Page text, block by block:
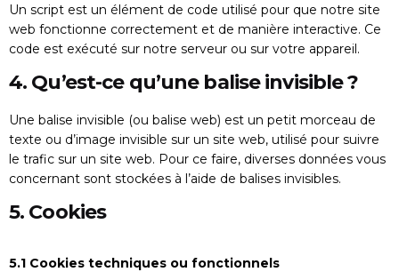
Un script est un élément de code utilisé pour que notre site
web fonctionne correctement et de manière interactive. Ce
code est exécuté sur notre serveur ou sur votre appareil.
4. Qu’est-ce qu’une balise invisible ?
Une balise invisible (ou balise web) est un petit morceau de
texte ou d’image invisible sur un site web, utilisé pour suivre
le trafic sur un site web. Pour ce faire, diverses données vous
concernant sont stockées à l’aide de balises invisibles.
5. Cookies
5.1 Cookies techniques ou fonctionnels